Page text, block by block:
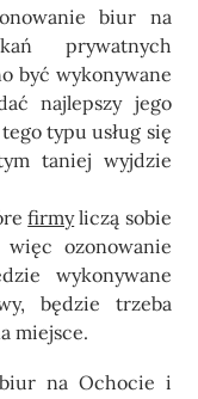
biur na
prywatnych
być wykonywane
najlepszy jego
typu usług się
taniej wyjdzie
firmyliczą sobie
więc ozonowanie
wykonywane
będzie trzeba
miejsce.
na Ochocie i